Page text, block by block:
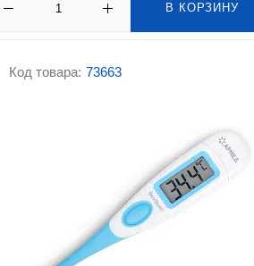
В КОРЗИНУ
Код товара: 73663